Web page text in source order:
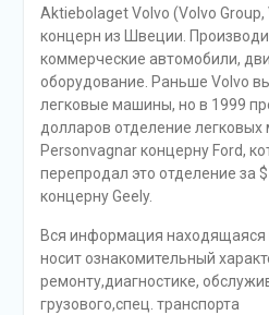
Aktiebolaget Volvo (Volvo
концерн из Швеции.
коммерческие автомобили,
оборудование. Раньше Volvo
легковые машины, но в 1999
долларов отделение
Personvagnar концерну Ford,
перепродал это отделение за
концерну Geely.
Вся информация находящаяся
носит ознакомительный
ремонту,диагностике,
грузового,спец. транспорта